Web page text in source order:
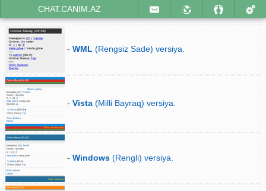
CHAT.CANIM.AZ
- WML (Rengsiz Sade) versiya.
- Vista (Milli Bayraq) versiya.
- Windows (Rengli) versiya.